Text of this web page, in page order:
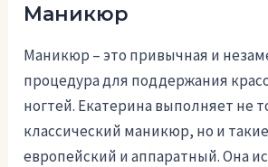
Маникюр
Маникюр – это привычная и
процедура для поддержания
ногтей. Екатерина выполняет не
классический маникюр, но и
европейский и аппаратный. Она